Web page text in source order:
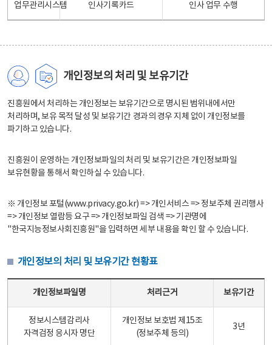
업무관리시스템 인사기록카드 인사 업무 수행
개인정보의 처리 및 보유기간
진흥원에서 처리하는 개인정보는 보유기간으로 명시된 범위내에서만
처리하며, 보유 목적 달성 및 보유기간 경과의 경우 지체 없이 개인정보를
파기하고 있습니다.
진흥원이 운영하는 개인정보파일의 처리 및 보유기간은 개인정보파일
보유현황을 통해서 확인하실 수 있습니다.
※ 개인정보 포털(www.privacy.go.kr) => 개인서비스 => 정보주체 권리행사
=> 개인정보 열람등 요구 => 개인정보파일 검색 => 기관명에
"한국지능정보사회진흥원"을 입력하면 세부 내용을 확인 할 수 있습니다.
개인정보의 처리 및 보유기간 현황표
개인정보파일명 처리근거 보유기간
정보시스템감리사
자격검정 응시자 명단
개인정보 보호법 제15조
(정보주체 등의)
3년